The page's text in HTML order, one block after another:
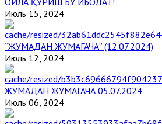
Июль 15, 2024
“ЖУМАДАН ЖУМАГАЧА” (12.07.2024)
Июль 12, 2024
ЖУМАДАН ЖУМАГАЧА 05.07.2024
Июль 06, 2024